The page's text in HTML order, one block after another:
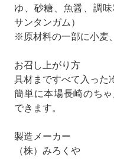
ゆ、砂糖、魚醤、調
サンタンガム）
※原材料の一部に小麦
お召し上がり方
具材まですべて入った
簡単に本場長崎のち
できます。
製造メーカー
（株）みろくや